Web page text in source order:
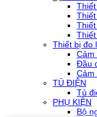
Thiết bị đo
Cảm
Đầu
Cảm
TỦ ĐIỆN
Tủ
PHỤ KIỆN
Bộ